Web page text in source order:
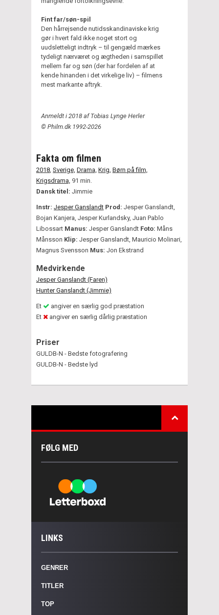
Fint far/søn-spil
Den hårrejsende nutidsskandinaviske krig
gør i hvert fald ikke noget stort og
uudsletteligt indtryk – til gengæld mærkes
tydeligt nærværet og ægtheden i samspillet
mellem far og søn (der har fordelen af at
kende hinanden i det virkelige liv) – filmens
mest markante aftryk.
Anmeldt i 2018 af Tobias Lynge Herler
© Philm.dk 1992-2026
Fakta om filmen
2018 Sverige, Drama, Krig, Børn på film,
Krigsdrama, 91 min.
Dansk titel: Jimmie
Instr: Jesper Ganslandt Prod: Jesper Ganslandt,
Bojan Kanjera, Jesper Kurlandsky, Juan Pablo
Libossart Manus: Jesper Ganslandt Foto: Måns
Månsson Klip: Jesper Ganslandt, Mauricio Molinari,
Magnus Svensson Mus: Jon Ekstrand
Medvirkende
Jesper Ganslandt (Faren)
Hunter Ganslandt (Jimmie)
Et
angiver en særlig god præstation
Et
angiver en særlig dårlig præstation
Priser
GULDB-N - Bedste fotografering
GULDB-N - Bedste lyd
FØLG MED
LINKS
GENRER
TITLER
TOP